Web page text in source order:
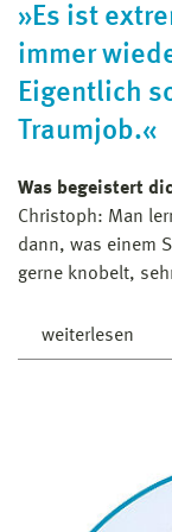
dem
erarbeitet und
während der
»Es ist
immer
Eigentlich
Traumjob.«
Was begeistert
Christoph: Man
dann, was einem
gerne knobelt,
weiterlesen
nicht wusste,
Maschinenbau